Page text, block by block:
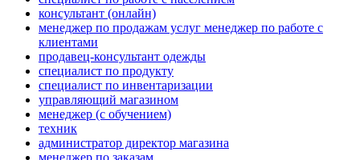
консультант (онлайн)
менеджер по продажам услуг менеджер по работе с
клиентами
продавец-консультант одежды
специалист по продукту
специалист по инвентаризации
управляющий магазином
менеджер (с обучением)
техник
администратор директор магазина